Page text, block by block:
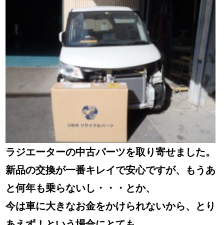
あえず！という場合にとても
便利な中古パーツ！
当社の修理も中古パーツを使っての修理をご希
望される方は多くいらっしゃいます。
金額も半額～七割くらい安く抑えられます。
パネルはもちろん、足回り、エンジン回りも取
り扱っております。
キズの入ったパネルも、きれいに修理、塗装し
て交換できますので、まるで新品のようだと
お喜びの声をいただいております。
お見積りの際は、中古パーツを使っての修理も
ぜひご検討ください！